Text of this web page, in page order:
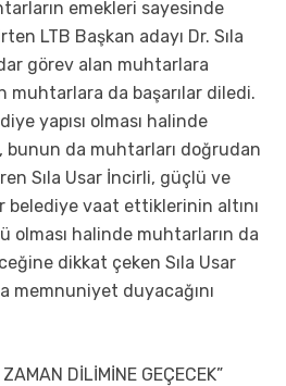
emekleri sayesinde
LTB Başkan adayı Dr. Sıla
görev alan muhtarlara
muhtarlara da başarılar diledi.
yapısı olması halinde
bunun da muhtarları doğrudan
Sıla Usar İncirli, güçlü ve
belediye vaat ettiklerinin altını
olması halinde muhtarların da
dikkat çeken Sıla Usar
memnuniyet duyacağını
DİLİMİNE GEÇECEK”